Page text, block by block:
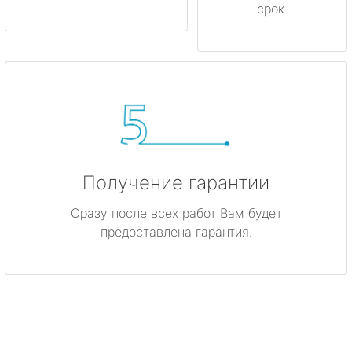
срок.
Получение гарантии
Сразу после всех работ Вам будет
предоставлена гарантия.